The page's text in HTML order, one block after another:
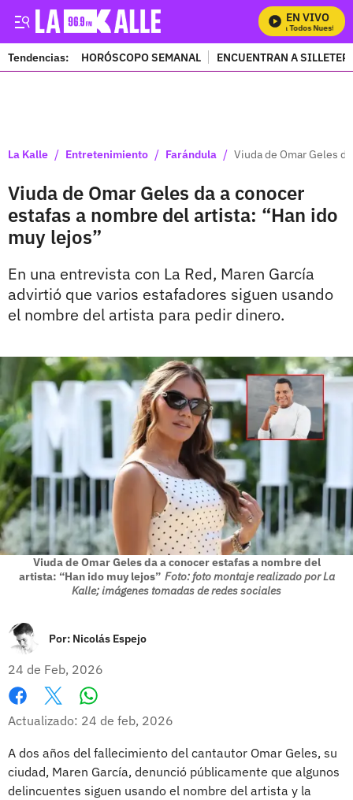
EN VIVO
Mira Todos Nuestros
Tendencias: HORÓSCOPO SEMANAL ENCUENTRAN A
La Kalle / Entretenimiento / Farándula / Viuda de Omar Geles
Viuda de Omar Geles da a conocer
estafas a nombre del artista: “Han ido
muy lejos”
En una entrevista con La Red, Maren García
advirtió que varios estafadores siguen usando
el nombre del artista para pedir dinero.
Viuda de Omar Geles da a conocer estafas a nombre del
artista: “Han ido muy lejos” Foto: foto montaje realizado por La
Kalle; imágenes tomadas de redes sociales
Por: Nicolás Espejo
24 de Feb, 2026
Facebook
X
Actualizado: 24 de feb, 2026
A dos años del fallecimiento del cantautor Omar Geles, su
ciudad, Maren García, denunció públicamente que algunos
delincuentes siguen usando el nombre del artista y la